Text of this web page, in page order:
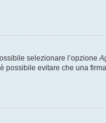
selezionare l’opzione
possibile evitare che una